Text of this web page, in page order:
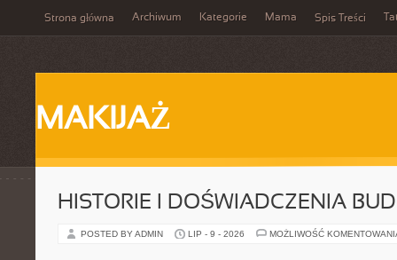
Strona główna Archiwum Kategorie Mama Spis Treści
MAKIJAŻ
HISTORIE I DOŚWIADCZENIA
POSTED BY ADMIN LIP - 9 - 2026 MOŻLIWOŚĆ